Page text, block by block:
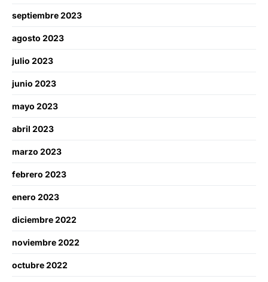
septiembre 2023
agosto 2023
julio 2023
junio 2023
mayo 2023
abril 2023
marzo 2023
febrero 2023
enero 2023
diciembre 2022
noviembre 2022
octubre 2022